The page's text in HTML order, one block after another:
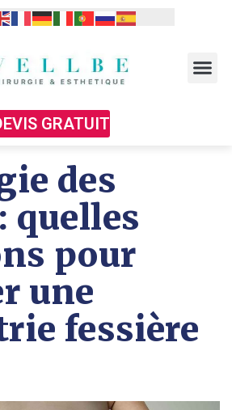
GRATUIT
des
quelles
pour
une
fessière